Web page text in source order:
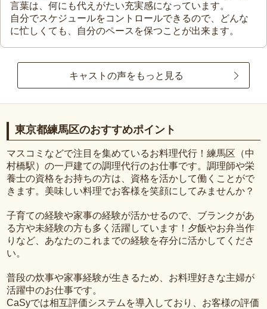
言葉は、何にも代えがたい充実感になっています。
自分でスケジュールをコントロールできるので、どんな
に忙しくても、自分のペースを保つことが出来ます。
キャストの声をもっと見る
東京都練馬区のおすすめポイント
マスコミなどで注目を集めているお料理代行！練馬区（中
村橋駅）の一戸建ての調理代行のお仕事です。調理師や栄
養士の資格をお持ちの方は、資格を活かして働くことがで
きます。美味しい料理でお客様を笑顔にしてみませんか？
子育ての経験や家事の経験が活かせるので、ブランクがあ
る方や未経験の方も多く活躍しています！夕飯やお弁当作
りなど、あなたのこれまでの経験を存分に活かしてくださ
い。
普段の炊事や家事経験が生きるため、お料理好きな主婦が
活躍中のお仕事です。
CaSyでは相互評価システムを導入しており、お客様の評価